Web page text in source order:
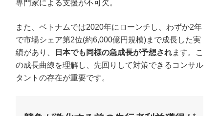
専門家による支援が不可欠。
また、ベトナムでは2020年にローンチし、わずか2年
で市場シェア第2位(約6,000億円規模)まで成長した実
績があり、
日本でも同様の急成長が予想されます。こ
の成長曲線を理解し、先回りして対策できるコンサル
タントの存在が重要です。